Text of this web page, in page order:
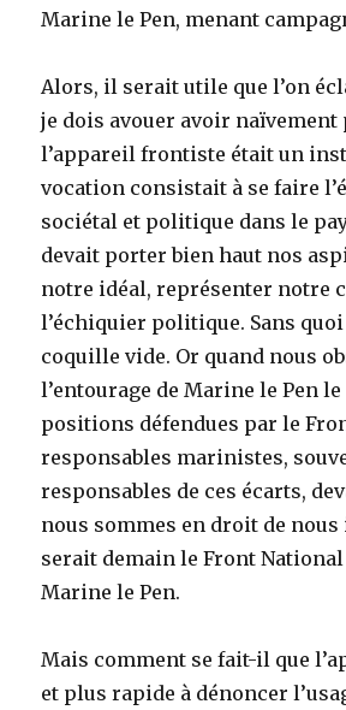
Marine le Pen, menant
Alors, il serait utile que l’on
je dois avouer avoir naïvement
l’appareil frontiste était un
vocation consistait à se faire
sociétal et politique dans le
devait porter bien haut nos
notre idéal, représenter notre
l’échiquier politique. Sans quoi
coquille vide. Or quand nous
l’entourage de Marine le Pen
positions défendues par le
responsables marinistes,
responsables de ces écarts,
nous sommes en droit de
serait demain le Front
Marine le Pen.
Mais comment se fait-il que
et plus rapide à dénoncer